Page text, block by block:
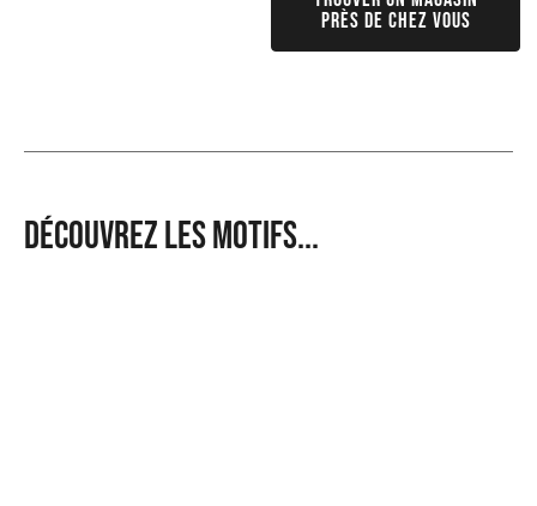
près de chez vous
Découvrez les motifs...